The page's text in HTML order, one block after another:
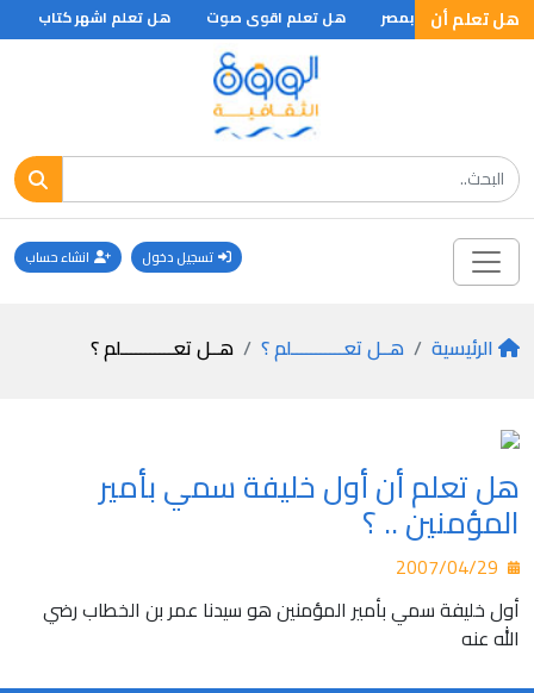
هل تعلم أن
تعلم أول كتابة بمصر هل تعلم اقوى صوت هل تعلم اشهر كتاب
تسجيل دخول انشاء حساب
الرئيسية هــل تعـــــــــــلم ؟ هــل تعـــــــــــلم ؟
هل تعلم أن أول خليفة سمي بأمير
المؤمنين .. ؟
أول خليفة سمي بأمير المؤمنين هو سيدنا عمر بن الخطاب رضي
الله عنه